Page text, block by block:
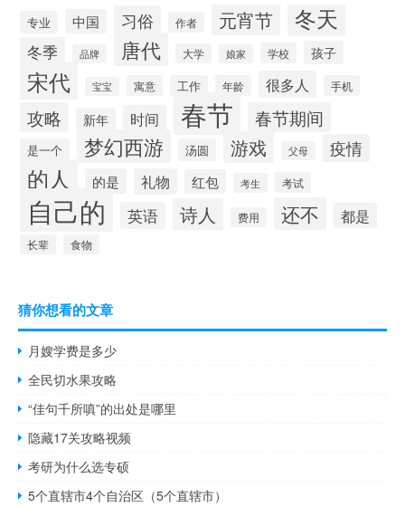
专业 中国 习俗 作者 元宵节 冬天
冬季 品牌 唐代 大学 娘家 学校 孩子
宋代 宝宝 寓意 工作 年龄 很多人 手机
攻略 新年 时间 春节 春节期间
是一个 梦幻西游 汤圆 游戏 父母 疫情
的人 的是 礼物 红包 考生 考试
自己的 英语 诗人 费用 还不 都是
长辈 食物
猜你想看的文章
月嫂学费是多少
全民切水果攻略
“佳句千所嗔”的出处是哪里
隐藏17关攻略视频
考研为什么选专硕
5个直辖市4个自治区（5个直辖市）